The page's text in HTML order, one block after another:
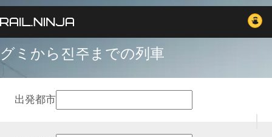
グミから진주までの列車
出発都市